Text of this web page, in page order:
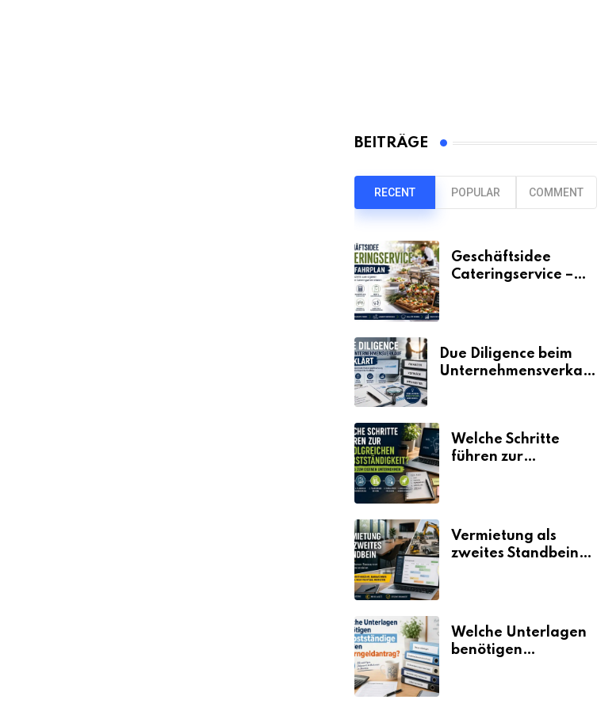
BEITRÄGE
RECENT POPULAR COMMENT
Geschäftsidee
Cateringservice –
Due Diligence beim
Unternehmensverkauf
Welche Schritte
führen zur
Vermietung als
zweites Standbein:
Umsätze machen
Welche Unterlagen
benötigen